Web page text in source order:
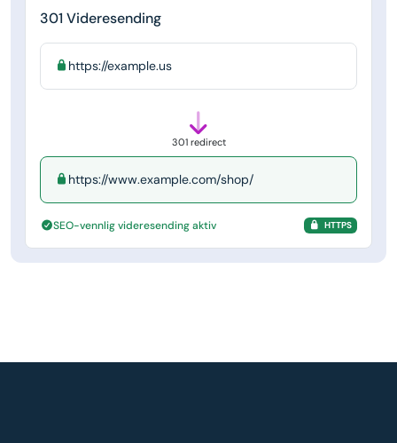
301 Videresending
https://example.us
301 redirect
https://www.example.com/shop/
SEO-vennlig videresending aktiv HTTPS